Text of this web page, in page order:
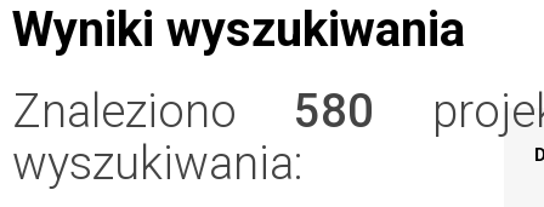
Wyniki wyszukiwania
Znaleziono 580
wyszukiwania: